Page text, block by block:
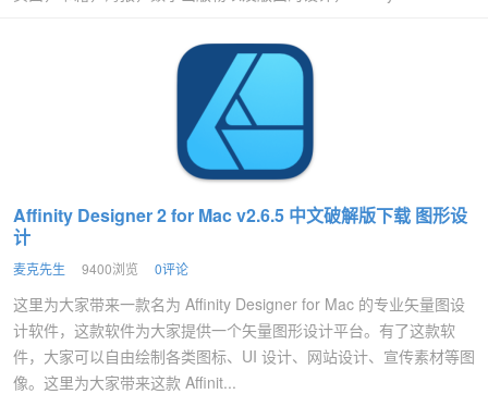
Affinity Designer 2 for Mac v2.6.5 中文破解版下载 图形设
计
麦克先生 9400浏览 0评论
这里为大家带来一款名为 Affinity Designer for Mac 的专业矢量图设
计软件，这款软件为大家提供一个矢量图形设计平台。有了这款软
件，大家可以自由绘制各类图标、UI 设计、网站设计、宣传素材等图
像。这里为大家带来这款 Affinit...